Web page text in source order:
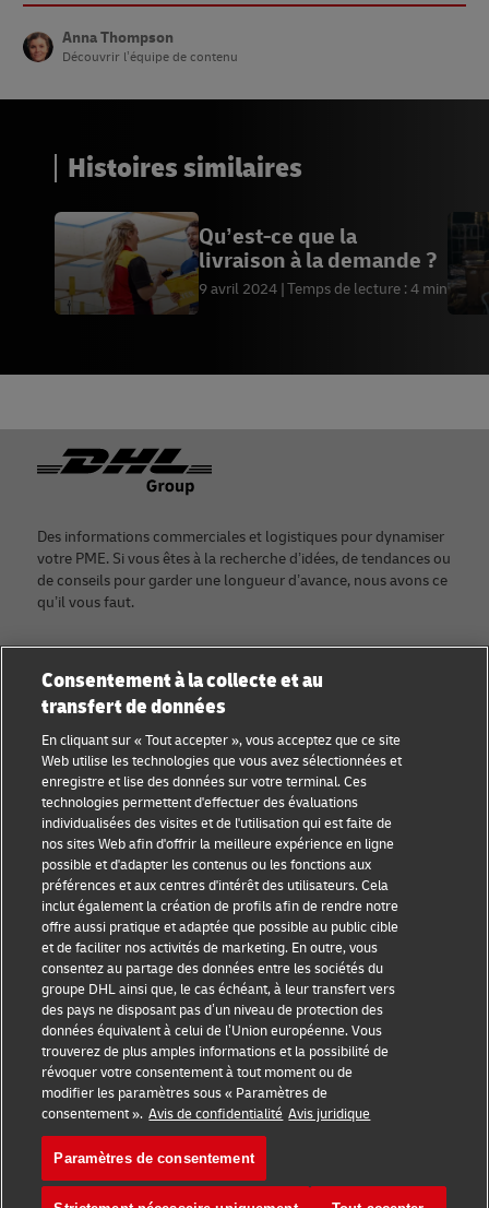
6 -
Statista
Anna Thompson
Découvrir l’équipe de contenu
Histoires similaires
Qu’est-ce que la
livraison à la demande ?
9 avril 2024 Temps de lecture : 4 min
Footer
Des informations commerciales et logistiques pour dynamiser
votre PME. Si vous êtes à la recherche d’idées, de tendances ou
de conseils pour garder une longueur d’avance, nous avons ce
qu’il vous faut.
Catégories
Conseils aux PME
Conseils e-commerce
Conseils B2B
Conseils logistiques
Expédition avec DHL
Témoignages PME
À propos de DHL
Contactez DHL
Centre de Presse
Durabilité
Avis de confidentialité
Mentions légales
Conditions d'utilisation
Cookie Settings
Suivez-nous
Consentement à la collecte et au
transfert de données
En cliquant sur « Tout accepter », vous acceptez que ce site
Web utilise les technologies que vous avez sélectionnées et
enregistre et lise des données sur votre terminal. Ces
technologies permettent d'effectuer des évaluations
individualisées des visites et de l'utilisation qui est faite de
nos sites Web afin d'offrir la meilleure expérience en ligne
possible et d'adapter les contenus ou les fonctions aux
préférences et aux centres d'intérêt des utilisateurs. Cela
inclut également la création de profils afin de rendre notre
offre aussi pratique et adaptée que possible au public cible
et de faciliter nos activités de marketing. En outre, vous
consentez au partage des données entre les sociétés du
groupe DHL ainsi que, le cas échéant, à leur transfert vers
des pays ne disposant pas d’un niveau de protection des
données équivalent à celui de l’Union européenne. Vous
trouverez de plus amples informations et la possibilité de
révoquer votre consentement à tout moment ou de
modifier les paramètres sous « Paramètres de
consentement ». Avis de confidentialité Avis juridique
Paramètres de consentement